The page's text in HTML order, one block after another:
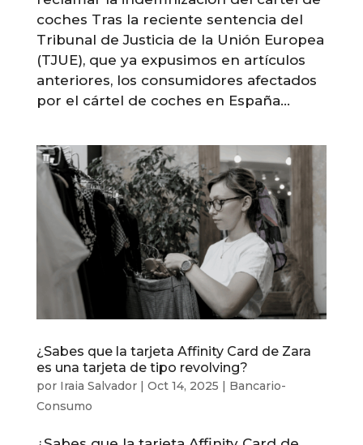
coches Tras la reciente sentencia del
Tribunal de Justicia de la Unión Europea
(TJUE), que ya expusimos en artículos
anteriores, los consumidores afectados
por el cártel de coches en España...
¿Sabes que la tarjeta Affinity Card de Zara
es una tarjeta de tipo revolving?
por Iraia Salvador| Oct 14, 2025 | Bancario-
Consumo